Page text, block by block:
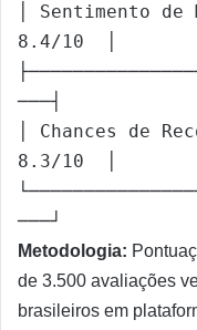
│ Sentimento
8.4/10  │
───┤
│ Chances de
8.3/10  │
Metodologia:
de 3.500 avaliações
brasileiros em